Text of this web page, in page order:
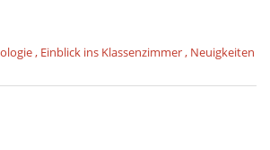
, Einblick ins Klassenzimmer, Neuigkeiten